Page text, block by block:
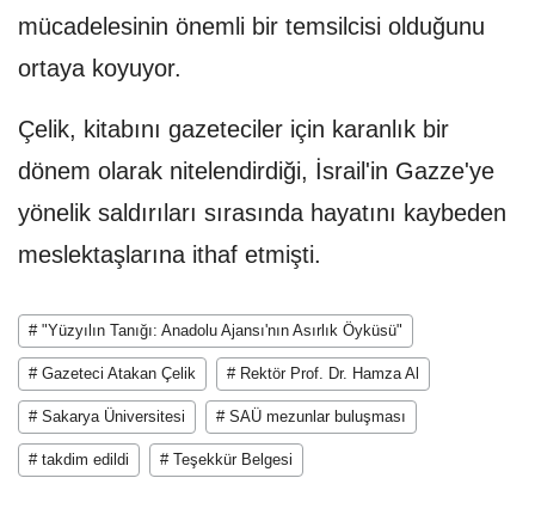
mücadelesinin önemli bir temsilcisi olduğunu
ortaya koyuyor.
Çelik, kitabını gazeteciler için karanlık bir
dönem olarak nitelendirdiği, İsrail'in Gazze'ye
yönelik saldırıları sırasında hayatını kaybeden
meslektaşlarına ithaf etmişti.
# "Yüzyılın Tanığı: Anadolu Ajansı'nın Asırlık Öyküsü"
# Gazeteci Atakan Çelik # Rektör Prof. Dr. Hamza Al
# Sakarya Üniversitesi # SAÜ mezunlar buluşması
# takdim edildi # Teşekkür Belgesi